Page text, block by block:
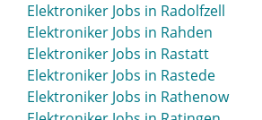
Elektroniker Jobs in Radolfzell
Elektroniker Jobs in Rahden
Elektroniker Jobs in Rastatt
Elektroniker Jobs in Rastede
Elektroniker Jobs in Rathenow